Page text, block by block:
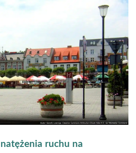
ruchu na